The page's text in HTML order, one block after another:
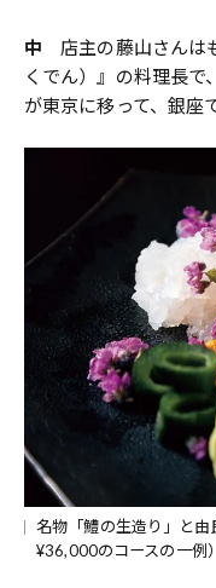
中 店主の藤山さんは
くでん）』の料理長で
が東京に移って、銀座
名物「鱧の生造り」と由
¥36,000のコースの一例